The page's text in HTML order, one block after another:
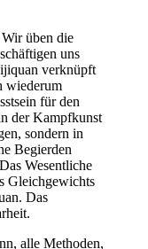
üben die
uns
verknüpft
wiederum
für den
der Kampfkunst
sondern in
Begierden
Wesentliche
Gleichgewichts
Das
alle Methoden,